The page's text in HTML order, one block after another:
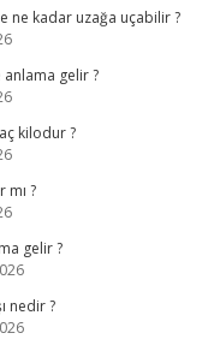
ne kadar uzağa uçabilir ?
anlama gelir ?
kilodur ?
mı ?
gelir ?
nedir ?